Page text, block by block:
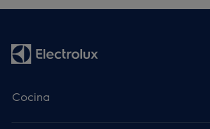
Cocina